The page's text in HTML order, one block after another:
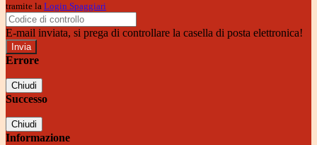
tramite la Login Spaggiari
E-mail inviata, si prega di controllare la casella di posta elettronica!
Errore
Chiudi
Successo
Chiudi
Informazione